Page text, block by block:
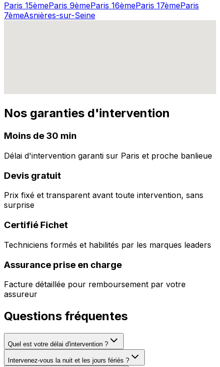
Paris 15èmeParis 9èmeParis 16èmeParis 17èmeParis
7èmeAsnières-sur-Seine
Nos garanties d'intervention
Moins de 30 min
Délai d'intervention garanti sur Paris et proche banlieue
Devis gratuit
Prix fixé et transparent avant toute intervention, sans
surprise
Certifié Fichet
Techniciens formés et habilités par les marques leaders
Assurance prise en charge
Facture détaillée pour remboursement par votre
assureur
Questions fréquentes
Quel est votre délai d'intervention ?
Intervenez-vous la nuit et les jours fériés ?